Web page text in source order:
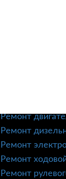
Техническое
Ремонт
Ремонт
Ремонт
Ремонт
Ремонт
Ремонт